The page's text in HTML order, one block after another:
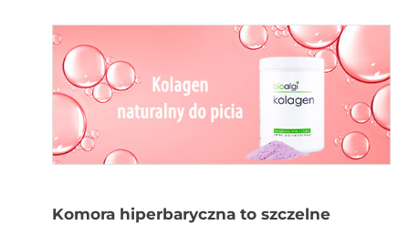
Komora hiperbaryczna to szczelne